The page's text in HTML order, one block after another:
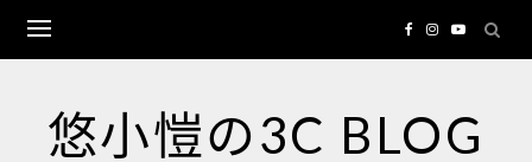
content
悠小愷の3C BLOG